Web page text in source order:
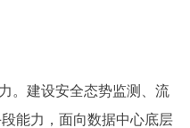
建设安全态势监测、流
能力，面向数据中心底层